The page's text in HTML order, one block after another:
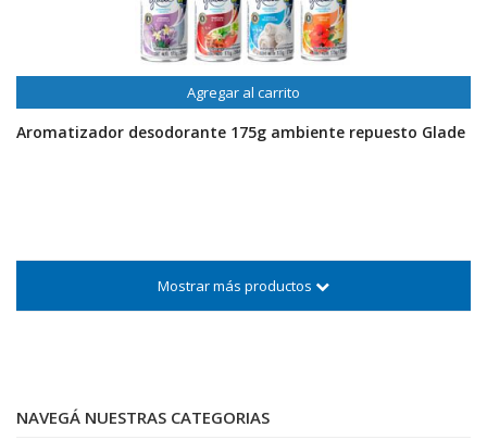
Agregar al carrito
Aromatizador desodorante 175g ambiente repuesto Glade
Mostrar más productos
NAVEGÁ NUESTRAS CATEGORIAS